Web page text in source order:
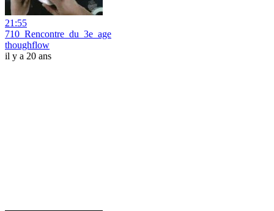
21:55
710_Rencontre_du_3e_age
thoughflow
il y a 20 ans